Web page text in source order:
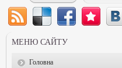
МЕНЮ САЙТУ
Головна